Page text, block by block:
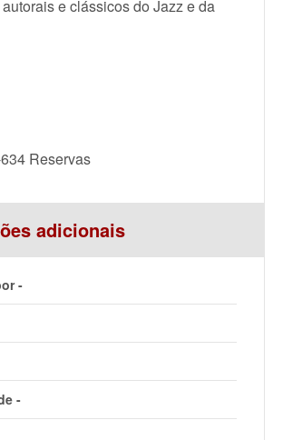
e clássicos do Jazz e da
Reservas
adicionais
-
-